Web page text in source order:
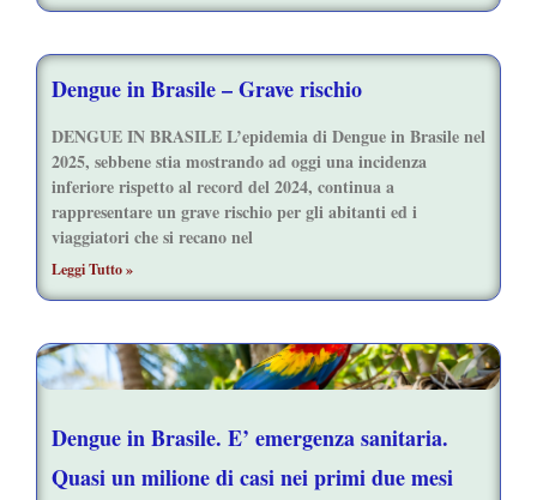
Dengue in Brasile – Grave rischio
DENGUE IN BRASILE L’epidemia di Dengue in Brasile nel
2025, sebbene stia mostrando ad oggi una incidenza
inferiore rispetto al record del 2024, continua a
rappresentare un grave rischio per gli abitanti ed i
viaggiatori che si recano nel
Leggi Tutto »
Dengue in Brasile. E’ emergenza sanitaria.
Quasi un milione di casi nei primi due mesi